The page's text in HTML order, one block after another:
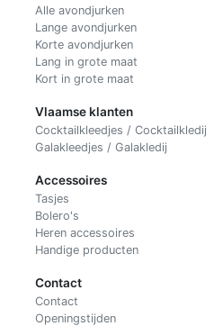
Alle avondjurken
Lange avondjurken
Korte avondjurken
Lang in grote maat
Kort in grote maat
Vlaamse klanten
Cocktailkleedjes / Cocktailkledij
Galakleedjes / Galakledij
Accessoires
Tasjes
Bolero's
Heren accessoires
Handige producten
Contact
Contact
Openingstijden